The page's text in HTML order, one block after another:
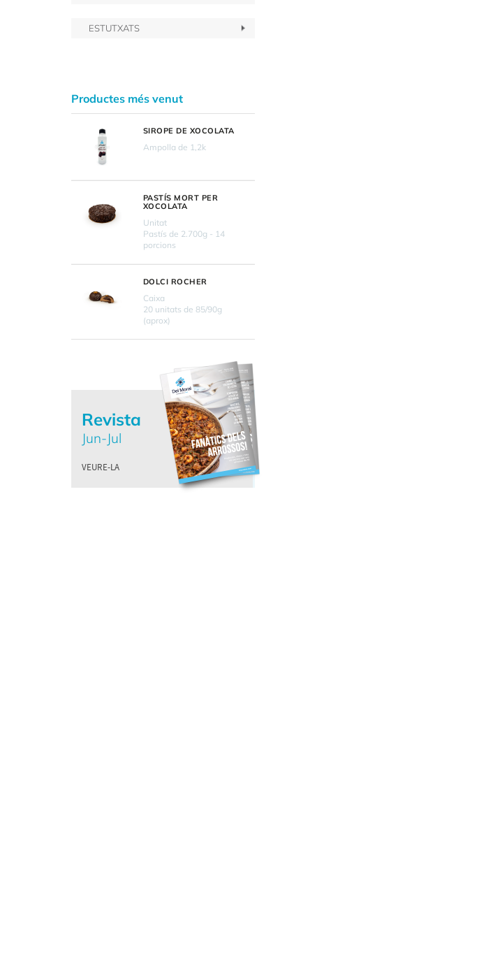
ESTUTXATS
Productes més venut
SIROPE DE XOCOLATA
Ampolla de 1,2k
PASTÍS MORT PER
XOCOLATA
Unitat
Pastís de 2.700g - 14
porcions
DOLCI ROCHER
Caixa
20 unitats de 85/90g
(aprox)
Revista
Jun-Jul
VEURE-LA